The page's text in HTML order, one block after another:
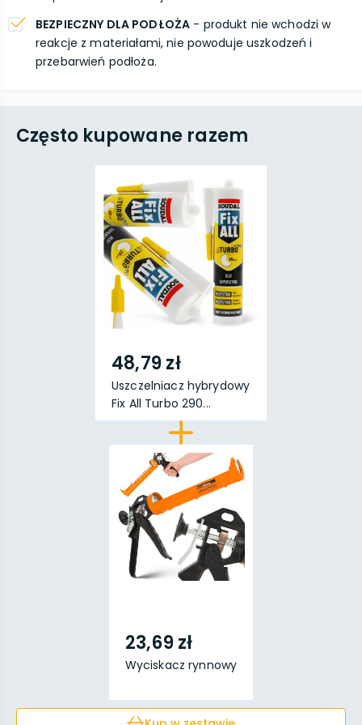
BEZPIECZNY DLA PODŁOŻA - produkt nie wchodzi w
reakcje z materiałami, nie powoduje uszkodzeń i
przebarwień podłoża.
Często kupowane razem
48,79 zł
Uszczelniacz hybrydowy
Fix All Turbo 290...
23,69 zł
Wyciskacz rynnowy